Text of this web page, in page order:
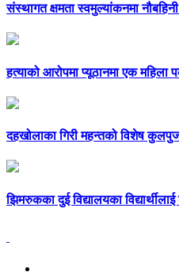
संस्थागत क्षमता स्वमुल्यांकनमा
हत्याको आरोपमा प्यूठानमा एक महिला
दहखोलाका गिरी महन्तको विशेष
झिमरुकका दुई विद्यालयका